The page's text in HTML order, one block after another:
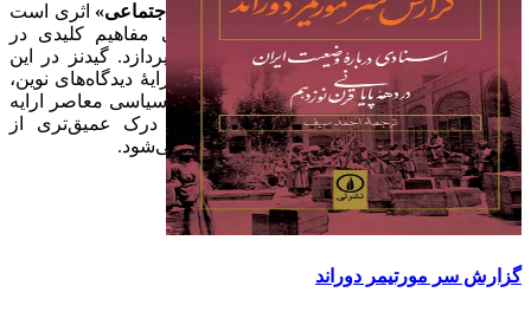
در مجموع،«سیاست، جامعه‌شناسی و نظریه اجتماعی» اثری است
که با تحلیل‌های دقیق و انتقادی، به بررسی مفاهیم کلیدی در
حوزه‌های جامعه‌شناسی و علوم سیاسی می‌پردازد. گیدنز در این
کتاب، با بازنگری در اثار متفکران برجسته و ارایهٔ دیدگاه‌های نوین،
چارچوبی تحلیلی برای فهم تحولات اجتماعی و سیاسی معاصر ارایه
می‌دهد. این اثر برای کسانی که به دنبال درک عمیق‌تری از
نظریه‌های اجتماعی و سیاسی هستند، توصیه می‌شود.​
گزارش سر مورتیمر دوراند